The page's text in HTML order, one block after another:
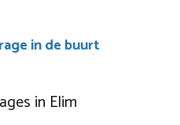
in de buurt
in Elim